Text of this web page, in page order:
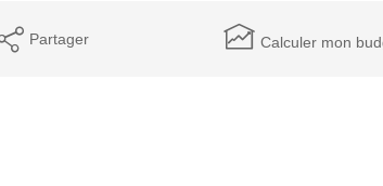
Partager Calculer mon